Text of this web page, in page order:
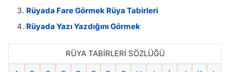
Rüyada Fare Görmek Rüya Tabirleri
Rüyada Yazı Yazdığını Görmek
RÜYA TABİRLERİ SÖZLÜĞÜ